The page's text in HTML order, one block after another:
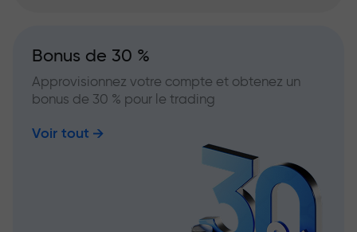
Bonus de 30 %
Approvisionnez votre compte et obtenez un
bonus de 30 % pour le trading
Voir tout